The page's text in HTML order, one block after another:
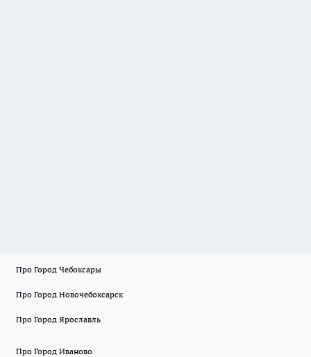
Про Город Чебоксары
Про Город Новочебоксарск
Про Город Ярославль
Про Город Иваново